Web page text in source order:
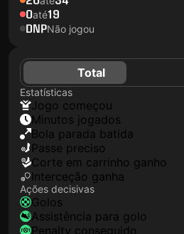
0até19
DNPNão jogou
Total
Estatísticas
jogo começou
minutos jogados
Bola parada batida
passe preciso
corte em carrinho ganho
interceção ganha
Ações decisivas
golos
assistência para golo
penalty conseguido